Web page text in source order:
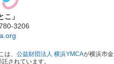
」
3206
は、 公益財団法人 横浜YMCAが横浜市金
されています。